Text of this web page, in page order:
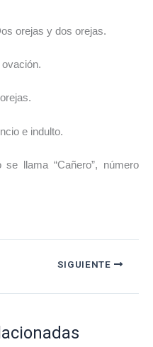
orejas y dos orejas.
e indulto.
se llama “Cañero”, número
SIGUIENTE